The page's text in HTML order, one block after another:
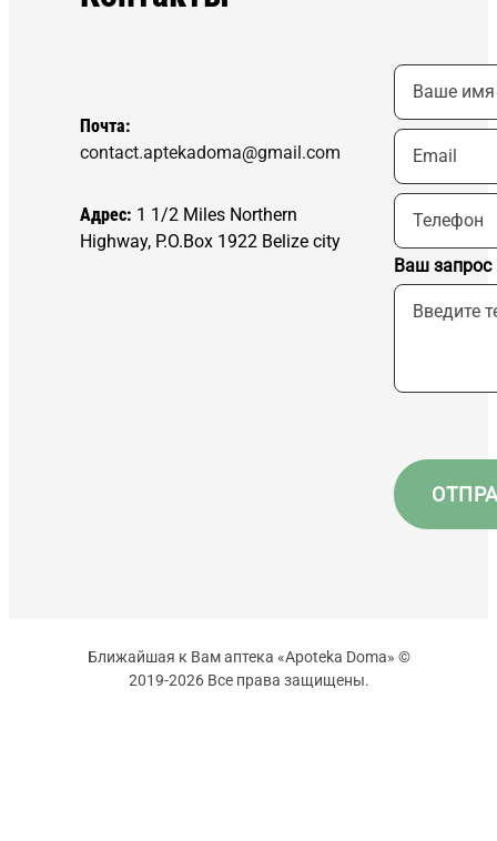
Почта:
contact.aptekadoma@gmail.com
Адрес: 1 1/2 Miles Northern
Highway, P.O.Box 1922 Belize city
Ваш запрос
Ближайшая к Вам аптека «Apoteka Doma» ©
2019-2026 Все права защищены.